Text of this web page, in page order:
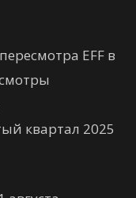
EFF в
квартал 2025